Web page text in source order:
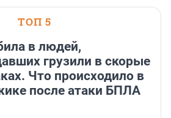
ТОП 5
в людей,
грузили в скорые
Что происходило в
после атаки БПЛА